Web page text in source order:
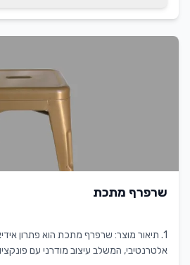
לאורך כל האירוע. החומר המיוחד עמיד בפני
שהופך אותו למתאים גם לאירועים בחוץ.
איסוף ומשלוח נוח, מחירים תחרותיים ויחס
נבדקים ומנוקים לפני כל השכרה, כך
מוצר איכותי ונקי. בין אם אתם מתכננים
חגיגה משפחתית, כיסא כתר לבן יעניק
ואלגנטי שיהיה זכור לטובה.
שרפרף מתכת
1. תיאור מוצר: שרפרף מתכת הוא
אלטרנטיבי, המשלב עיצוב מודרני עם